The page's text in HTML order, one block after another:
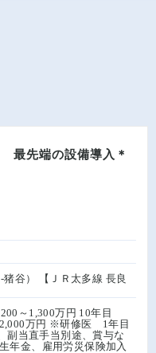
最先端の設備導入＊
谷） 【ＪＲ太多線 長良
～1,300万円 10年目
2,000万円 ※研修医 1年目
副当直手当別途、賞与な
年金、雇用労災保険加入